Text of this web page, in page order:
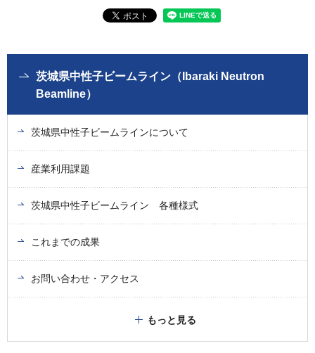
茨城県中性子ビームライン（Ibaraki Neutron
Beamline）
茨城県中性子ビームラインについて
産業利用課題
茨城県中性子ビームライン 各種様式
これまでの成果
お問い合わせ・アクセス
もっと見る